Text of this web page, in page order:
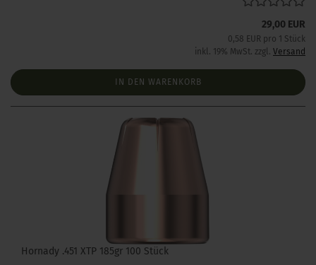
29,00 EUR
0,58 EUR pro 1 Stück
inkl. 19% MwSt. zzgl. Versand
IN DEN WARENKORB
Hornady .451 XTP 185gr 100 Stück